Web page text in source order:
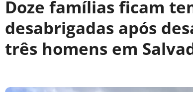
Doze famílias ficam
desabrigadas após
três homens em